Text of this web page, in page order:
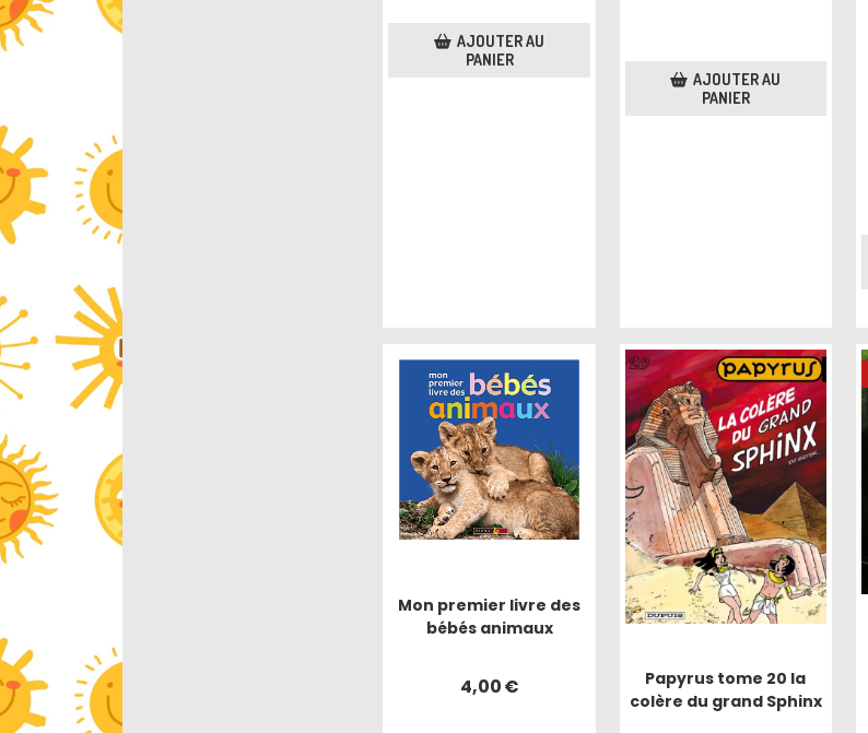
AJOUTER AU
PANIER
AJOUTER AU
PANIER
Mon premier livre des
bébés animaux
4,00€
Papyrus tome 20 la
colère du grand Sphinx